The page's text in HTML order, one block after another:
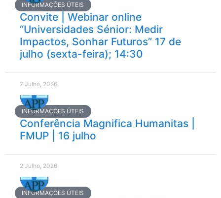
INFORMAÇÕES ÚTEIS
Convite | Webinar online
“Universidades Sénior: Medir
Impactos, Sonhar Futuros” 17 de
julho (sexta-feira); 14:30
7 Julho, 2026
INFORMAÇÕES ÚTEIS
Conferência Magnifica Humanitas |
FMUP | 16 julho
2 Julho, 2026
INFORMAÇÕES ÚTEIS